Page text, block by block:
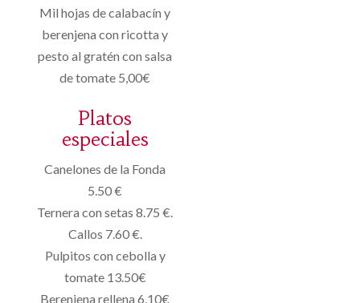
Mil hojas de calabacín y
berenjena con ricotta y
pesto al gratén con salsa
de tomate 5,00€
Platos
especiales
Canelones de la Fonda
5.50 €
Ternera con setas 8.75 €.
Callos 7.60 €.
Pulpitos con cebolla y
tomate 13.50€
Berenjena rellena 6,10€